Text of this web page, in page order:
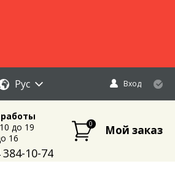
Рус Вход
до 19
16
384-10-74
0 Мой заказ